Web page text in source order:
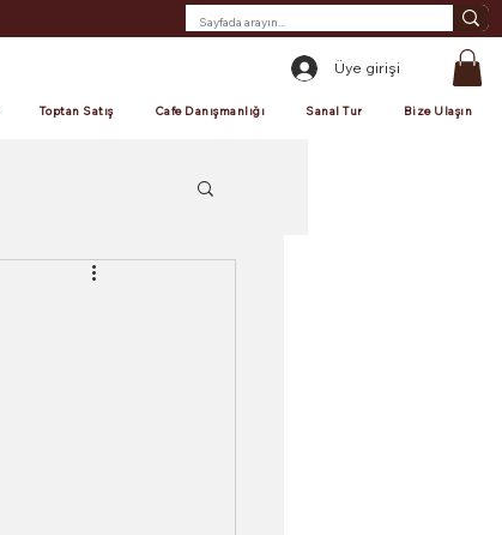
Üye girişi
Toptan Satış Cafe Danışmanlığı Sanal Tur Bize Ulaşın